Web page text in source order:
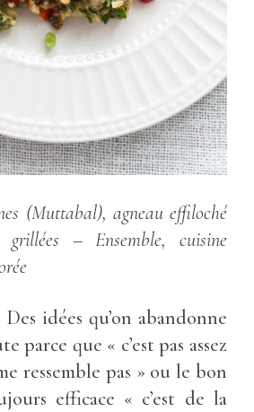
(Muttabal), agneau effiloché
– Ensemble, cuisine
idées qu’on abandonne
parce que « c’est pas assez
ressemble pas » ou le bon
efficace « c’est de la